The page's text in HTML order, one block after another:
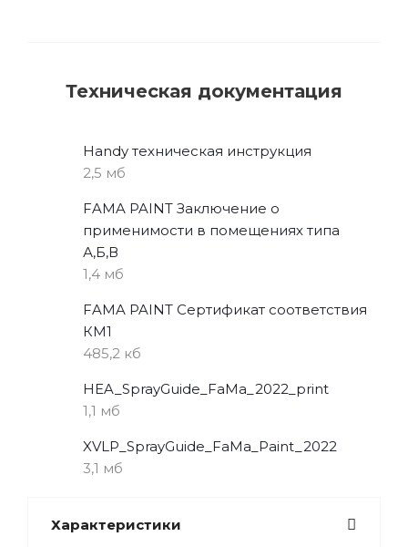
Техническая документация
Handy техническая инструкция
2,5 мб
FAMA PAINT Заключение о
применимости в помещениях типа
А,Б,В
1,4 мб
FAMA PAINT Сертификат соответствия
КМ1
485,2 кб
HEA_SprayGuide_FaMa_2022_print
1,1 мб
XVLP_SprayGuide_FaMa_Paint_2022
3,1 мб
Характеристики